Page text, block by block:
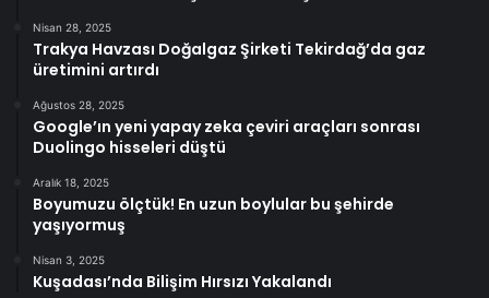
Nisan 28, 2025
Trakya Havzası Doğalgaz Şirketi Tekirdağ’da gaz
üretimini artırdı
Ağustos 28, 2025
Google’ın yeni yapay zeka çeviri araçları sonrası
Duolingo hisseleri düştü
Aralık 18, 2025
Boyumuzu ölçtük! En uzun boylular bu şehirde
yaşıyormuş
Nisan 3, 2025
Kuşadası’nda Bilişim Hırsızı Yakalandı